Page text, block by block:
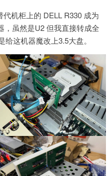
机柜上的 DELL R330 成为
，虽然是U2 但我直接转成全
这机器魔改上3.5大盘。